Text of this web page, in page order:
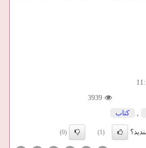
3939
, كتاب
(1)
(0)